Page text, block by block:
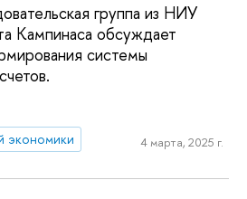
группа из НИУ
Кампинаса обсуждает
системы
экономики
4 марта, 2025 г.